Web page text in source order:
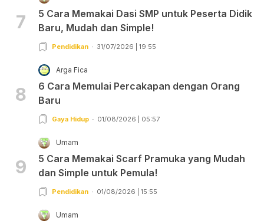
7
5 Cara Memakai Dasi SMP untuk Peserta Didik
Baru, Mudah dan Simple!
Pendidikan 31/07/2026 | 19:55
8
Arga Fica
6 Cara Memulai Percakapan dengan Orang
Baru
Gaya Hidup 01/08/2026 | 05:57
9
Umam
5 Cara Memakai Scarf Pramuka yang Mudah
dan Simple untuk Pemula!
Pendidikan 01/08/2026 | 15:55
Umam